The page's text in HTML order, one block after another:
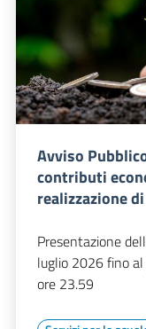
Avviso
contributi
realizzazione
Presentazione
luglio 2026 fino
ore 23.59